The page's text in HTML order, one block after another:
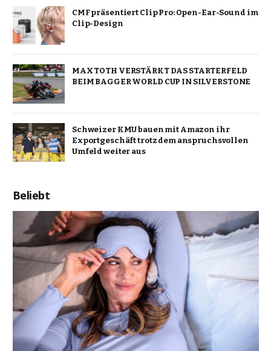
CMF präsentiert Clip Pro: Open-Ear-Sound im
Clip-Design
MAX TOTH VERSTÄRKT DAS STARTERFELD
BEIM BAGGER WORLD CUP IN SILVERSTONE
Schweizer KMU bauen mit Amazon ihr
Exportgeschäft trotz dem anspruchsvollen
Umfeld weiter aus
Beliebt